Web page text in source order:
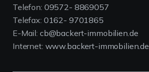
Telefon: 09572- 8869057
Telefax: 0162- 9701865
E-Mail: cb@backert-immobilien.de
Internet: www.backert-immobilien.de